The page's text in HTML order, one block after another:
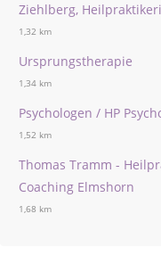
Ziehlberg,
1,32 km
Ursprungstherapie
1,34 km
Psychologen / HP
1,52 km
Thomas Tramm -
Coaching Elmshorn
1,68 km